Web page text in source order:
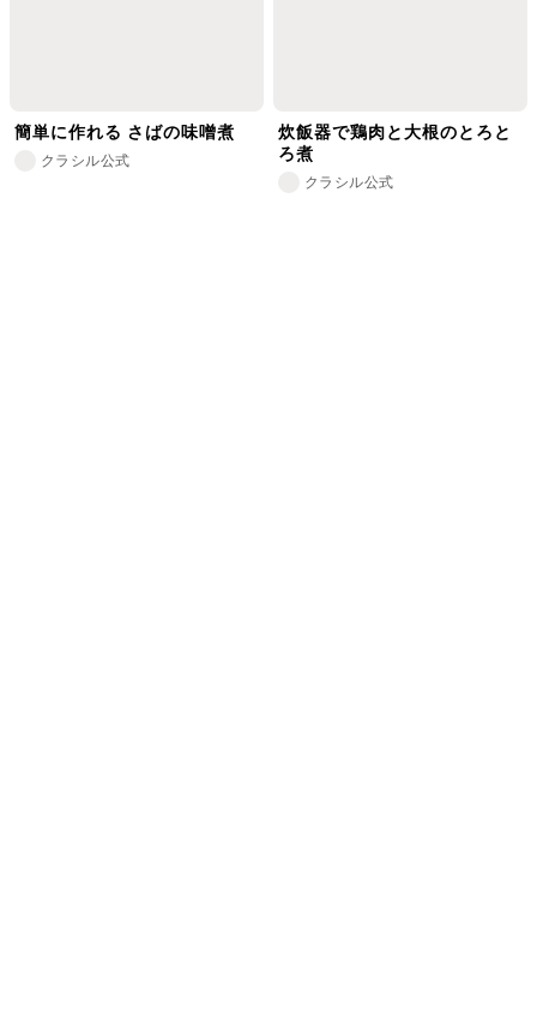
簡単に作れる さばの味噌煮
クラシル公式
炊飯器で鶏肉と大根のとろと
ろ煮
クラシル公式